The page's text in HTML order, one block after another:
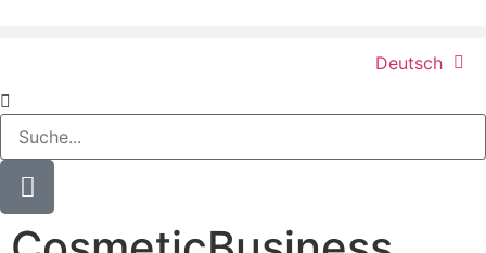
Deutsch